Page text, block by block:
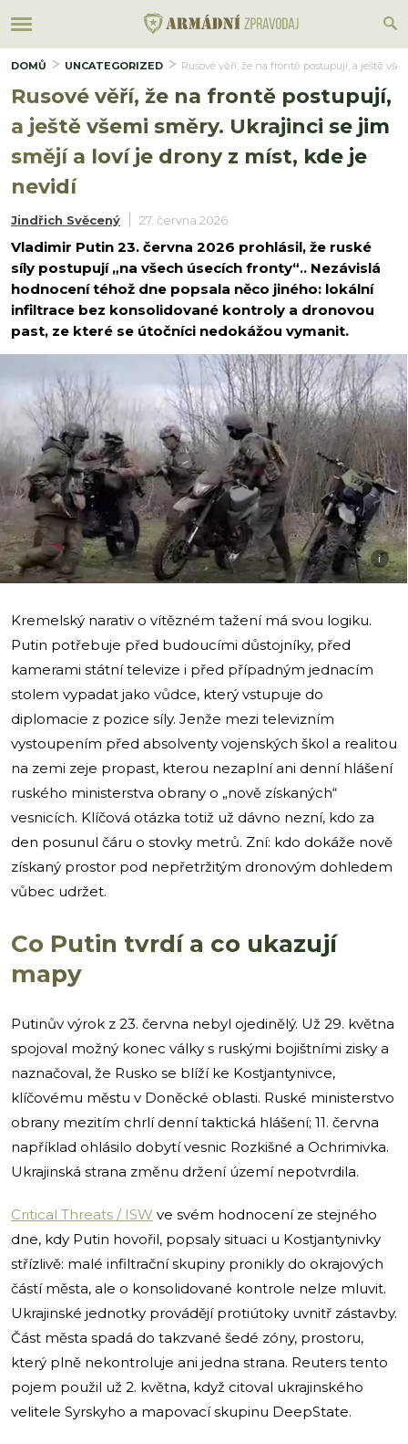
DOMŮ UNCATEGORIZED Rusové věří, že na frontě postupují, a ještě
Rusové věří, že na frontě postupují,
a ještě všemi směry. Ukrajinci se jim
smějí a loví je drony z míst, kde je
nevidí
Jindřich Svěcený 27. června 2026
Vladimir Putin 23. června 2026 prohlásil, že ruské
síly postupují „na všech úsecích fronty“.. Nezávislá
hodnocení téhož dne popsala něco jiného: lokální
infiltrace bez konsolidované kontroly a dronovou
past, ze které se útočníci nedokážou vymanit.
i
Kremelský narativ o vítězném tažení má svou logiku.
Putin potřebuje před budoucími důstojníky, před
kamerami státní televize i před případným jednacím
stolem vypadat jako vůdce, který vstupuje do
diplomacie z pozice síly. Jenže mezi televizním
vystoupením před absolventy vojenských škol a realitou
na zemi zeje propast, kterou nezaplní ani denní hlášení
ruského ministerstva obrany o „nově získaných“
vesnicích. Klíčová otázka totiž už dávno nezní, kdo za
den posunul čáru o stovky metrů. Zní: kdo dokáže nově
získaný prostor pod nepřetržitým dronovým dohledem
vůbec udržet.
Co Putin tvrdí a co ukazují
mapy
Putinův výrok z 23. června nebyl ojedinělý. Už 29. května
spojoval možný konec války s ruskými bojištními zisky a
naznačoval, že Rusko se blíží ke Kostjantynivce,
klíčovému městu v Doněcké oblasti. Ruské ministerstvo
obrany mezitím chrlí denní taktická hlášení; 11. června
například ohlásilo dobytí vesnic Rozkišné a Ochrimivka.
Ukrajinská strana změnu držení území nepotvrdila.
Critical Threats / ISW ve svém hodnocení ze stejného
dne, kdy Putin hovořil, popsaly situaci u Kostjantynivky
střízlivě: malé infiltrační skupiny pronikly do okrajových
částí města, ale o konsolidované kontrole nelze mluvit.
Ukrajinské jednotky provádějí protiútoky uvnitř zástavby.
Část města spadá do takzvané šedé zóny, prostoru,
který plně nekontroluje ani jedna strana. Reuters tento
pojem použil už 2. května, když citoval ukrajinského
velitele Syrskyho a mapovací skupinu DeepState.